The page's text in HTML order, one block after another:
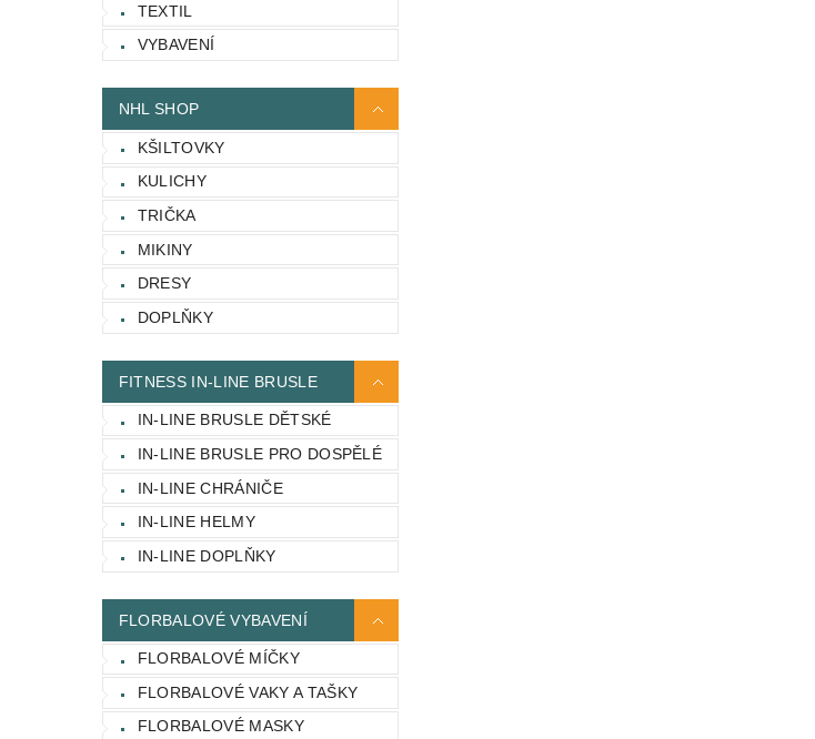
TEXTIL
VYBAVENÍ
NHL SHOP
KŠILTOVKY
KULICHY
TRIČKA
MIKINY
DRESY
DOPLŇKY
FITNESS IN-LINE BRUSLE
IN-LINE BRUSLE DĚTSKÉ
IN-LINE BRUSLE PRO DOSPĚLÉ
IN-LINE CHRÁNIČE
IN-LINE HELMY
IN-LINE DOPLŇKY
FLORBALOVÉ VYBAVENÍ
FLORBALOVÉ MÍČKY
FLORBALOVÉ VAKY A TAŠKY
FLORBALOVÉ MASKY